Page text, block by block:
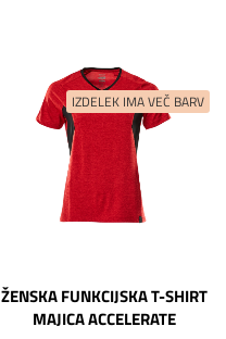
ŽENSKA FUNKCIJSKA T-SHIRT
MAJICA ACCELERATE